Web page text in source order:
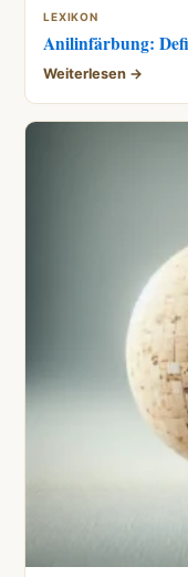
LEXIKON
Anilinfärbung:
Weiterlesen →